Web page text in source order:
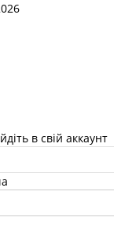
в свій аккаунт